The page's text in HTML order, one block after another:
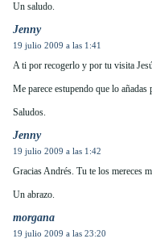
Un saludo.
Jenny
19 julio 2009 a las 1:41
A ti por recogerlo y por tu visita
Me parece estupendo que lo
Saludos.
Jenny
19 julio 2009 a las 1:42
Gracias Andrés. Tu te los mereces
Un abrazo.
morgana
19 julio 2009 a las 23:20